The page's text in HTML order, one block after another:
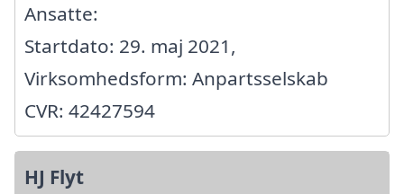
Ansatte:
Startdato: 29. maj 2021,
Virksomhedsform: Anpartsselskab
CVR: 42427594
HJ Flyt